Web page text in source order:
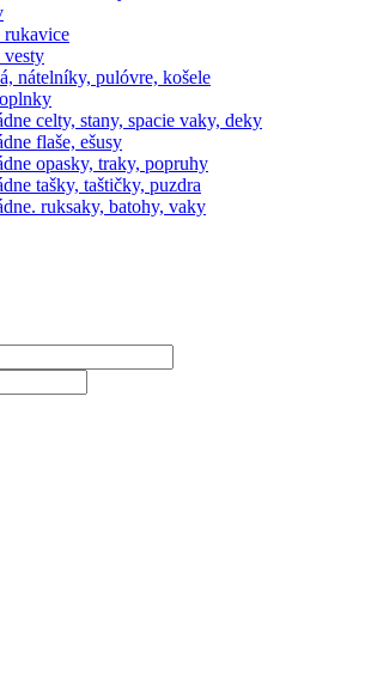
nátelníky, pulóvre, košele
celty, stany, spacie vaky, deky
flaše, ešusy
opasky, traky, popruhy
tašky, taštičky, puzdra
ruksaky, batohy, vaky